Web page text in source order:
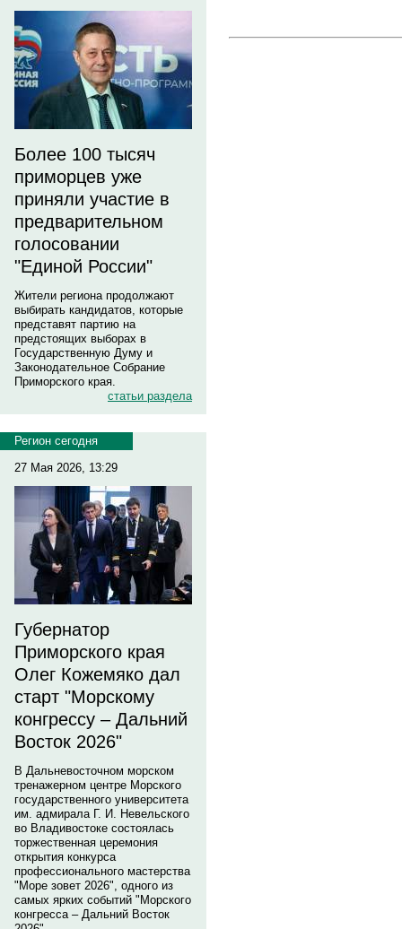
Более 100 тысяч
приморцев уже
приняли участие в
предварительном
голосовании
"Единой России"
Жители региона продолжают
выбирать кандидатов, которые
представят партию на
предстоящих выборах в
Государственную Думу и
Законодательное Собрание
Приморского края.
статьи раздела
Регион сегодня
27 Мая 2026, 13:29
Губернатор
Приморского края
Олег Кожемяко дал
старт "Морскому
конгрессу – Дальний
Восток 2026"
В Дальневосточном морском
тренажерном центре Морского
государственного университета
им. адмирала Г. И. Невельского
во Владивостоке состоялась
торжественная церемония
открытия конкурса
профессионального мастерства
"Море зовет 2026", одного из
самых ярких событий "Морского
конгресса – Дальний Восток